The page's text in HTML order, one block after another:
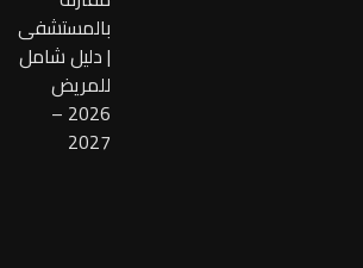
بالمستشفى
| دليل شامل
للمريض
2026 –
2027